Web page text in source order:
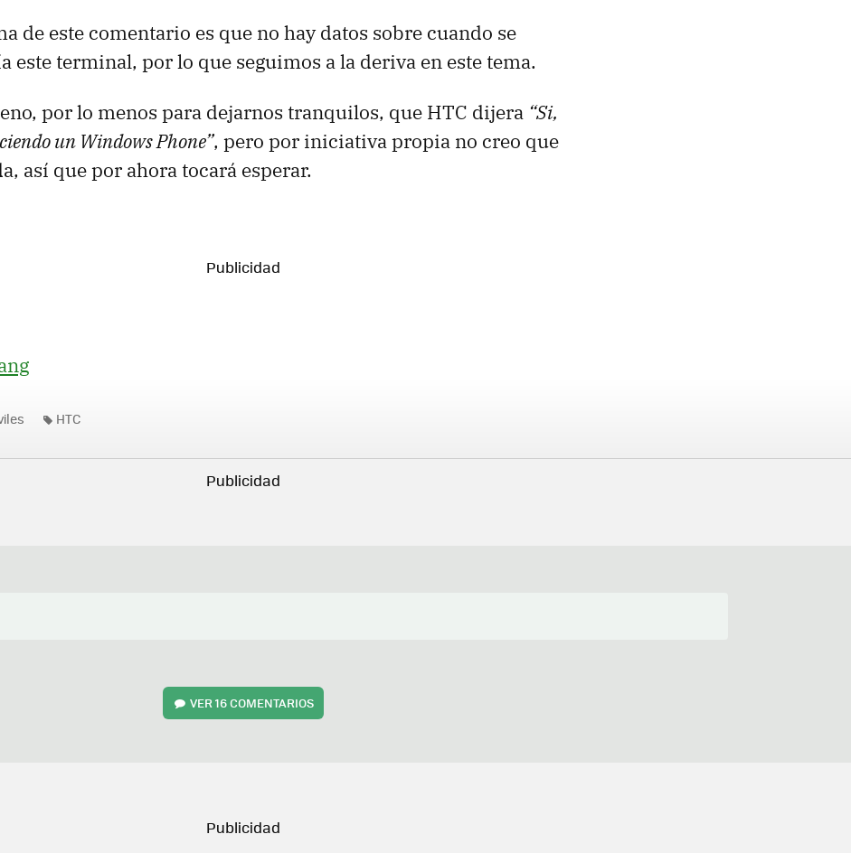
de este comentario es que no hay datos sobre cuando se
este terminal, por lo que seguimos a la deriva en este tema.
por lo menos para dejarnos tranquilos, que HTC dijera “Si,
un Windows Phone”, pero por iniciativa propia no creo que
así que por ahora tocará esperar.
HTC
VER16 COMENTARIOS